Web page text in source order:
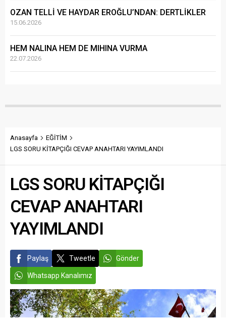
OZAN TELLİ VE HAYDAR EROĞLU’NDAN: DERTLİKLER
15.06.2026
HEM NALINA HEM DE MIHINA VURMA
22.07.2026
Anasayfa
EĞİTİM
LGS SORU KİTAPÇIĞI CEVAP ANAHTARI YAYIMLANDI
LGS SORU KİTAPÇIĞI
CEVAP ANAHTARI
YAYIMLANDI
Paylaş Tweetle Gönder
Whatsapp Kanalımız